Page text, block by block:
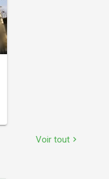
Voir tout chevron_right